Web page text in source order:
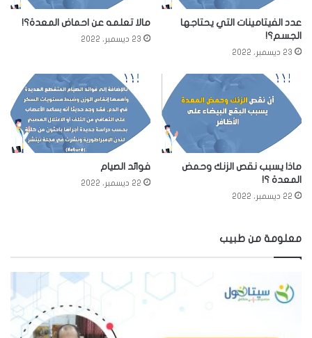
عدد الفيتامينات التي يحتاجها
الجسم؟!
23 ديسمبر، 2022
مالا تعلمه عن احماض المعدة؟!
23 ديسمبر، 2022
ماذا يسبب نقص الزنك وحمض
المعدة ؟!
22 ديسمبر، 2022
فوائد الصيام
22 ديسمبر، 2022
معلومة من طبيب